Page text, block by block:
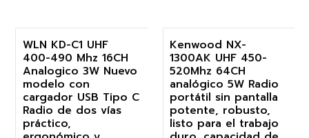
-18%
WLN KD-C1 UHF
400-490 Mhz 16CH
Analogico 3W Nuevo
modelo con
cargador USB Tipo C
Radio de dos vías
práctico,
-19%
Kenwood NX-
1300AK UHF 450-
520Mhz 64CH
analógico 5W Radio
portátil sin pantalla
potente, robusto,
listo para el trabajo